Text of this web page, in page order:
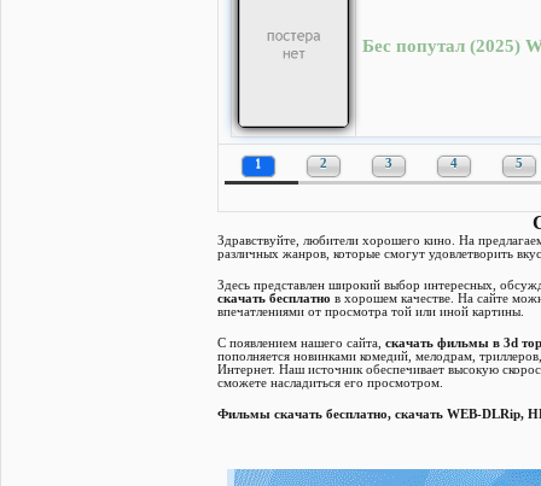
Бес попутал (2025)
1 2 3 4 5
Здравствуйте, любители хорошего кино. На
различных жанров, которые смогут удовлетворить
Здесь представлен широкий выбор интересных,
скачать бесплатно в хорошем качестве. На сайте
впечатлениями от просмотра той или иной картины.
С появлением нашего сайта, скачать фильмы в 3d
пополняется новинками комедий, мелодрам,
Интернет. Наш источник обеспечивает высокую
сможете насладиться его просмотром.
Фильмы скачать бесплатно, скачать WEB-DLRip,